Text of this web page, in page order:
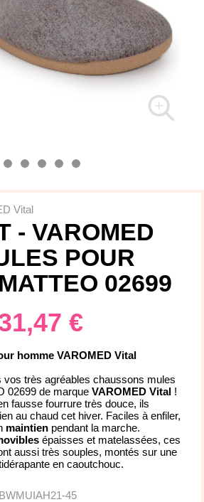
Vital
- VAROMED
POUR
02699
€
homme VAROMED Vital
vos très agréables chaussons mules
02699 de marque VAROMED Vital !
fausse fourrure très douce, ils
au chaud cet hiver. Faciles à enfiler,
maintien pendant la marche.
épaisses et matelassées, ces
aussi très souples, montés sur une
en caoutchouc.
45